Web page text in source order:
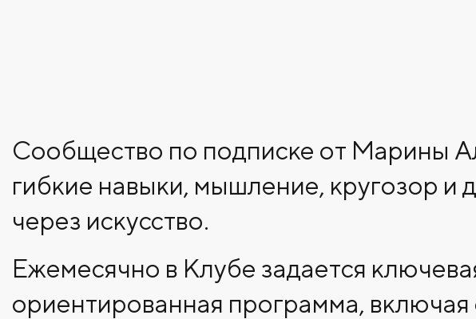
Сообщество по подписке от Марины
гибкие навыки, мышление, кругозор и
через искусство.
Ежемесячно в Клубе задается
ориентированная программа,